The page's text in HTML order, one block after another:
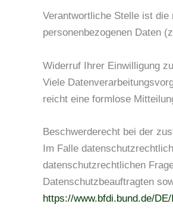
Verantwortliche Stelle ist
personenbezogenen Daten
Widerruf Ihrer Einwilligung
Viele
reicht eine formlose
Beschwerderecht bei der
Im Falle
datenschutzrechtlichen
Datenschutzbeauftragten
https://www.bfdi.bund.de/